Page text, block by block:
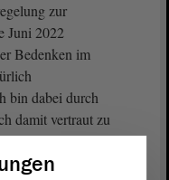
zur
Juni 2022
Bedenken im
bin dabei durch
damit vertraut zu
des
Unterschiede in